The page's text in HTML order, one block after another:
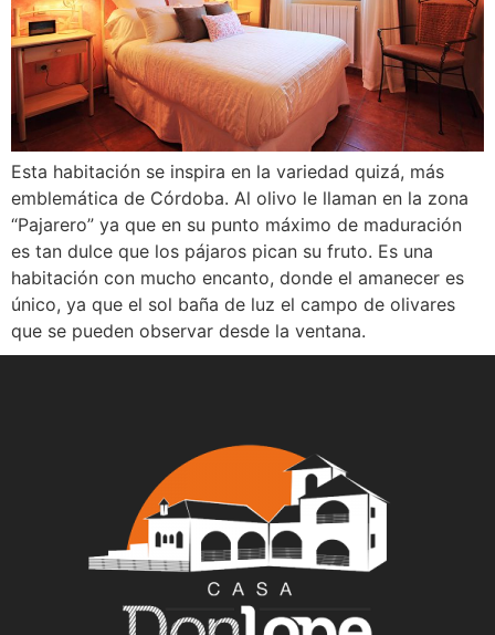
Esta habitación se inspira en la variedad quizá, más
emblemática de Córdoba. Al olivo le llaman en la zona
“Pajarero” ya que en su punto máximo de maduración
es tan dulce que los pájaros pican su fruto. Es una
habitación con mucho encanto, donde el amanecer es
único, ya que el sol baña de luz el campo de olivares
que se pueden observar desde la ventana.